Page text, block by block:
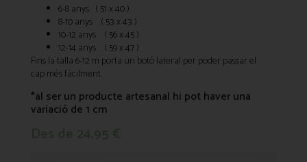
6-8 anys ( 51 x 40 )
8-10 anys ( 53 x 43 )
10-12 anys ( 56 x 45 )
12-14 anys ( 59 x 47 )
Fins la talla 6-12 m porta un botó lateral per poder passar el
cap més fàcilment.
*al ser un producte artesanal hi pot haver una
variació de 1 cm